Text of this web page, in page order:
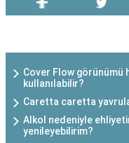
Cover Flow
kullanılabilir?
Caretta caretta
Alkol nedeniyle
yenileyebilirim?